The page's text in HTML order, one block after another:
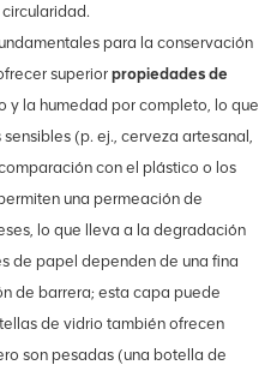
para la conservación
superiorpropiedades de
y la humedad por completo, lo que
(p. ej., cerveza artesanal,
con el plástico o los
una permeación de
lo que lleva a la degradación
de papel dependen de una fina
de barrera; esta capa puede
de vidrio también ofrecen
son pesadas (una botella de